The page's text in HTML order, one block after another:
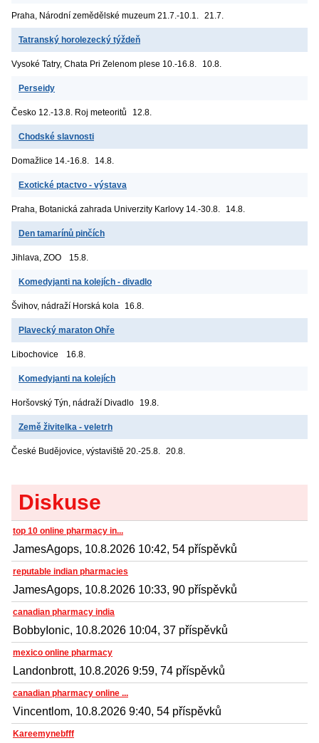
Praha, Národní zemědělské muzeum 21.7.-10.1. 21.7.
Tatranský horolezecký týždeň
Vysoké Tatry, Chata Pri Zelenom plese 10.-16.8. 10.8.
Perseidy
Česko 12.-13.8. Roj meteoritů 12.8.
Chodské slavnosti
Domažlice 14.-16.8. 14.8.
Exotické ptactvo - výstava
Praha, Botanická zahrada Univerzity Karlovy 14.-30.8. 14.8.
Den tamarínů pinčích
Jihlava, ZOO 15.8.
Komedyjanti na kolejích - divadlo
Švihov, nádraží Horská kola 16.8.
Plavecký maraton Ohře
Libochovice 16.8.
Komedyjanti na kolejích
Horšovský Týn, nádraží Divadlo 19.8.
Země živitelka - veletrh
České Budějovice, výstaviště 20.-25.8. 20.8.
Diskuse
top 10 online pharmacy in...
JamesAgops, 10.8.2026 10:42, 54 příspěvků
reputable indian pharmacies
JamesAgops, 10.8.2026 10:33, 90 příspěvků
canadian pharmacy india
BobbyIonic, 10.8.2026 10:04, 37 příspěvků
mexico online pharmacy
Landonbrott, 10.8.2026 9:59, 74 příspěvků
canadian pharmacy online ...
Vincentlom, 10.8.2026 9:40, 54 příspěvků
Kareemynebfff